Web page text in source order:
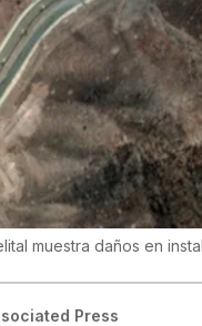
muestra daños en
Press